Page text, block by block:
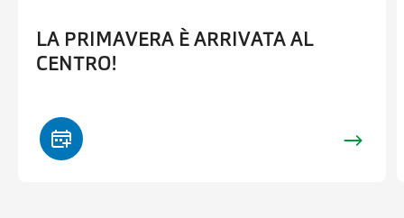
LA PRIMAVERA È ARRIVATA AL
CENTRO!